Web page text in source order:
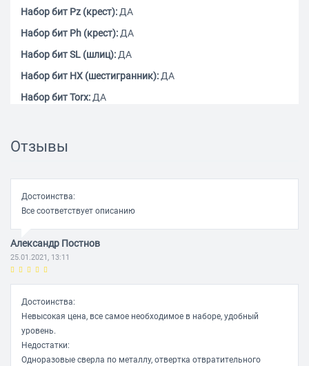
Набор бит Pz (крест):ДА
Набор бит Ph (крест):ДА
Набор бит SL (шлиц):ДА
Набор бит HX (шестигранник):ДА
Набор бит Torx:ДА
Фонарик:ДА
Элементы питания:
шестигранный ключ, универсальный держатель
(магнитный), адаптер для шестигранного ключа, шаблон
диаметров
Описание:Сверла по металлу, дереву и камню, битыс
пластиковым держателем и плоскофрезерные cверла.
Отзывы
Достоинства:
Все соответствует описанию
Александр Постнов
25.01.2021, 13:11
Достоинства:
Невысокая цена, все самое необходимое в наборе, удобный
уровень.
Недостатки:
Одноразовые сверла по металлу, отвертка отвратительного